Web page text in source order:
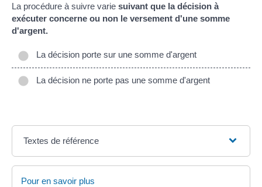
La procédure à suivre varie suivant que la décision à
exécuter concerne ou non le versement d'une somme
d'argent.
La décision porte sur une somme d'argent
La décision ne porte pas une somme d'argent
Textes de référence
Pour en savoir plus